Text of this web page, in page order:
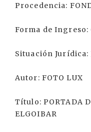
Procedencia:
Forma de Ingreso:
Situación Jurídica:
Autor: FOTO LUX
Título: PORTADA
ELGOIBAR